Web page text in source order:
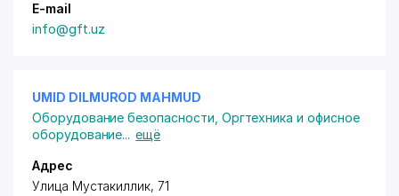
E-mail
info@gft.uz
UMID DILMUROD MAHMUD
Оборудование безопасности Оргтехника и офисное
оборудование... ещё
Адрес
Улица Мустакиллик, 71